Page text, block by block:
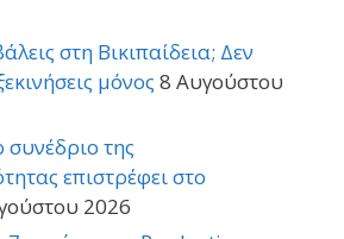
στη Βικιπαίδεια; Δεν
μόνος 8 Αυγούστου
συνέδριο της
επιστρέφει στο
2026